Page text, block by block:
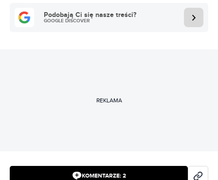
Podobają Ci się nasze treści?
GOOGLE DISCOVER
REKLAMA
KOMENTARZE: 2